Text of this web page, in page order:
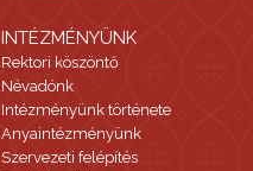
INTÉZMÉNYÜNK
Rektori köszöntő
Névadónk
Intézményünk története
Anyaintézményünk
Szervezeti felépítés